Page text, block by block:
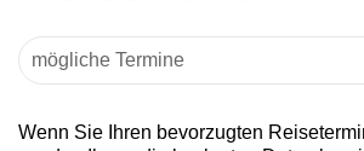
Wenn Sie Ihren bevorzugten